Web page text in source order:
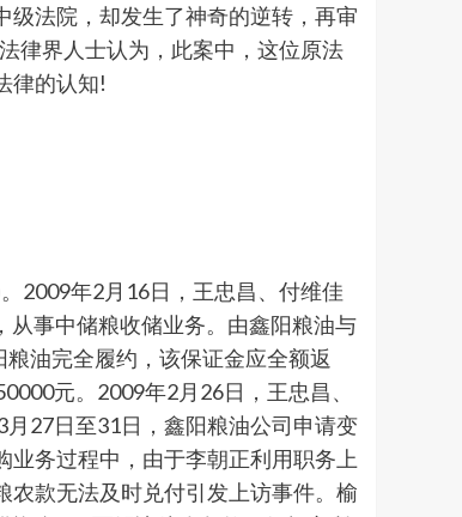
级法院，却发生了神奇的逆转，再审
律界人士认为，此案中，这位原法
律的认知!
2009年2月16日，王忠昌、付维佳
事中储粮收储业务。由鑫阳粮油与
油完全履约，该保证金应全额返
元。2009年2月26日，王忠昌、
27日至31日，鑫阳粮油公司申请变
务过程中，由于李朝正利用职务上
款无法及时兑付引发上访事件。榆